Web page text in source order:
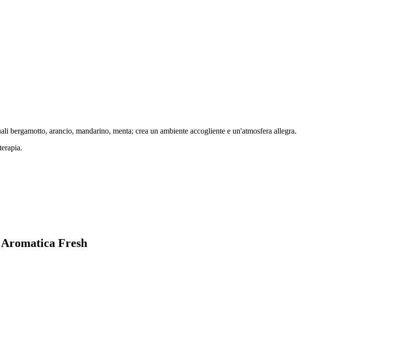
bergamotto, arancio, mandarino, menta; crea un ambiente accogliente e un'atmosfera allegra.
Fresh